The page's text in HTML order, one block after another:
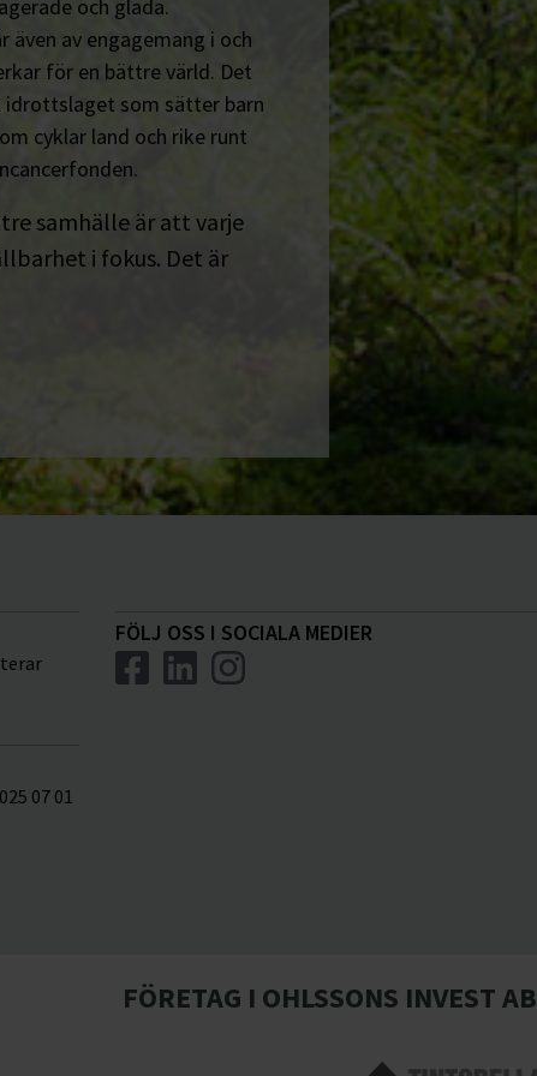
och glada.
även av engagemang i och
för en bättre värld. Det
som sätter barn
cyklar land och rike runt
samhälle är att varje
i fokus. Det är
07 01
FÖLJ OSS I SOCIALA MEDIER
FÖRETAG I OHLSSONS INVEST AB